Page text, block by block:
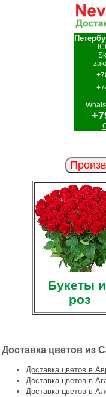
Букеты
роз
Доставка цветов из
Доставка цветов в
Доставка цветов в
Доставка цветов в